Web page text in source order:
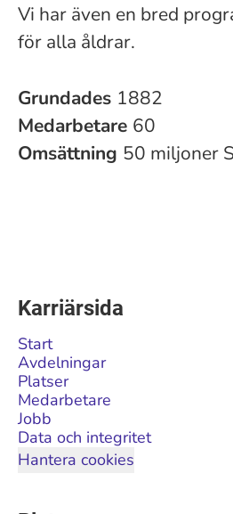
Vi har även en bred
för alla åldrar.
Grundades 1882
Medarbetare 60
Omsättning 50 miljoner
Karriärsida
Start
Avdelningar
Platser
Medarbetare
Jobb
Data och integritet
Hantera cookies